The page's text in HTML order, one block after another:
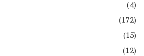
(4)
(172)
(15)
(12)